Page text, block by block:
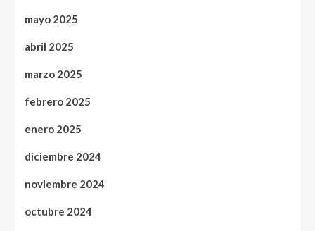
mayo 2025
abril 2025
marzo 2025
febrero 2025
enero 2025
diciembre 2024
noviembre 2024
octubre 2024